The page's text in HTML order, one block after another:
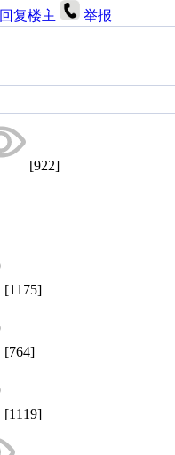
回复楼主 举报
[922]
[1175]
[764]
[1119]